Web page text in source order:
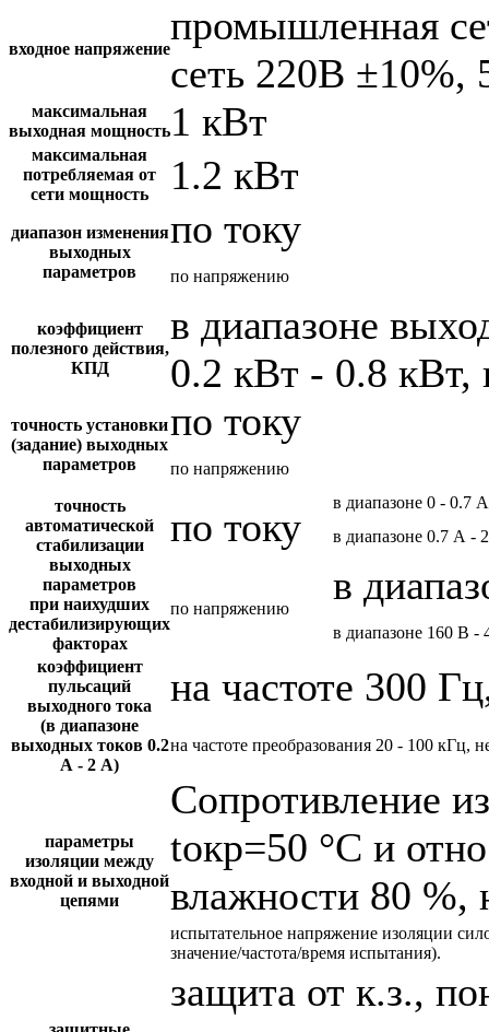
входное напряжение
промышленная
сеть 220В ±10%,
максимальная
выходная мощность1 кВт
максимальная
потребляемая от
сети мощность
1.2 кВт
диапазон изменения
выходных
параметров
по току
по напряжению
коэффициент
полезного действия,
КПД
в диапазоне
0.2 кВт - 0.8 кВт,
точность установки
(задание) выходных
параметров
по току
по напряжению
точность
автоматической
стабилизации
выходных
параметров
при наихудших
дестабилизирующих
факторах
по току
в диапазоне 0 - 0.7 А
в диапазоне 0.7 А -
по напряжению
в
в диапазоне 160 В -
коэффициент
пульсаций
выходного тока
(в диапазоне
выходных токов 0.2
А - 2 А)
на частоте 300
на частоте преобразования 20 - 100 кГц,
параметры
изоляции между
входной и выходной
цепями
Сопротивление
tокр=50 °С и
влажности 80 %,
испытательное напряжение изоляции
значение/частота/время испытания).
защита от к.з.,